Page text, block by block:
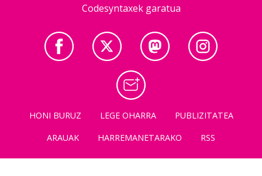
Codesyntaxek garatua
HONI BURUZ LEGE OHARRA
PUBLIZITATEA
ARAUAK
HARREMANETARAKO RSS